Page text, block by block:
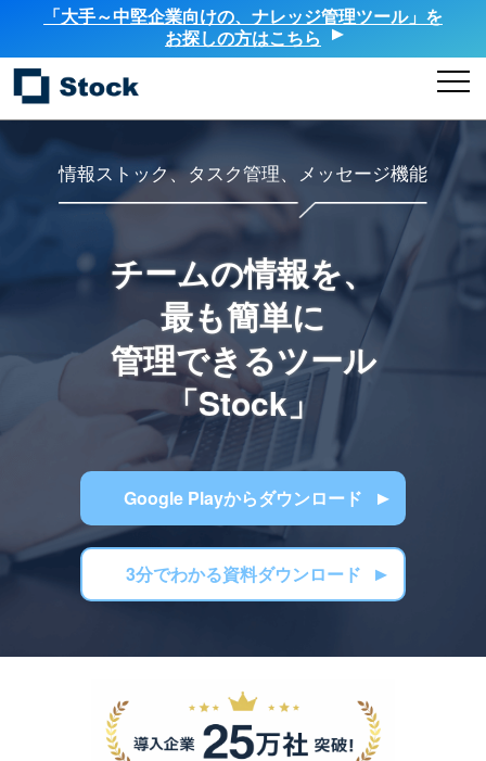
「大手～中堅企業向けの、ナレッジ管理ツール」を
お探しの方はこちら
情報ストック、タスク管理、メッセージ機能
チームの情報を、
最も簡単に
管理できるツール
「Stock」
Google Playからダウンロード
3分でわかる資料ダウンロード